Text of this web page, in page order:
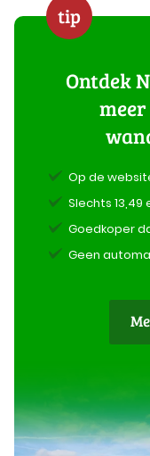
tip
Ontdek
Op de
Slechts
Goedkoper
Geen